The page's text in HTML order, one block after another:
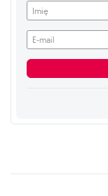
Imię
E-mail